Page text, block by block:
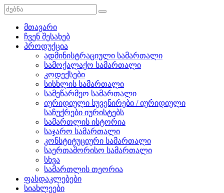
მთავარი
ჩვენ შესახებ
პროდუქცია
ადმინისტრაციული სამართალი
სამოქალაქო სამართალი
კოდექსები
სისხლის სამართალი
სამეწარმეო სამართალი
იურიდიული სუვენირები / იურიდიული
საჩუქრები იურისტებს
სამართლის ისტორია
საჯარო სამართალი
კონსტიტუციური სამართალი
საერთაშორისო სამართალი
სხვა
სამართლის თეორია
ფასდაკლებები
სიახლეები